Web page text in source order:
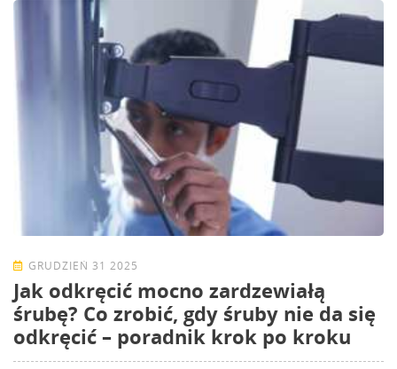
GRUDZIEŃ 31 2025
Jak odkręcić mocno zardzewiałą
śrubę? Co zrobić, gdy śruby nie da się
odkręcić – poradnik krok po kroku